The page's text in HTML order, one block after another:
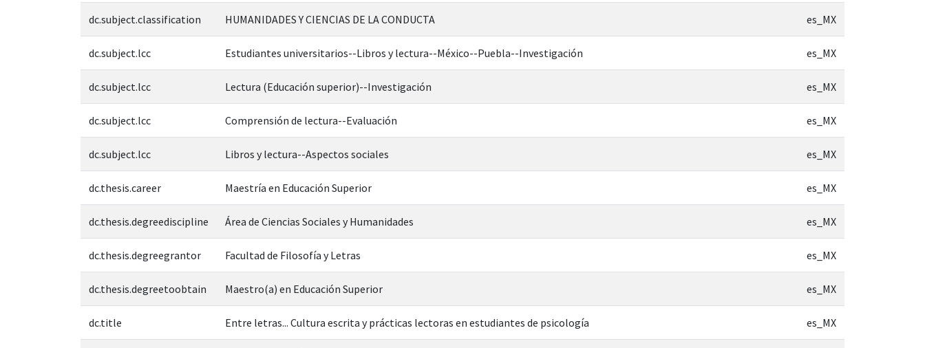
dc.subject.classification HUMANIDADES Y CIENCIAS DE LA CONDUCTA es_MX
dc.subject.lcc Estudiantes universitarios--Libros y lectura--México--Puebla--Investigación es_MX
dc.subject.lcc Lectura (Educación superior)--Investigación es_MX
dc.subject.lcc Comprensión de lectura--Evaluación es_MX
dc.subject.lcc Libros y lectura--Aspectos sociales es_MX
dc.thesis.career Maestría en Educación Superior es_MX
dc.thesis.degreediscipline Área de Ciencias Sociales y Humanidades es_MX
dc.thesis.degreegrantor Facultad de Filosofía y Letras es_MX
dc.thesis.degreetoobtain Maestro(a) en Educación Superior es_MX
dc.title Entre letras... Cultura escrita y prácticas lectoras en estudiantes de psicología es_MX